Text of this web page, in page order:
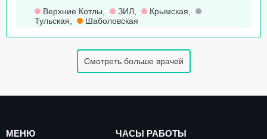
Верхние Котлы ЗИЛ Крымская
Тульская
Шаболовская
Смотреть больше врачей
МЕНЮ ЧАСЫ РАБОТЫ